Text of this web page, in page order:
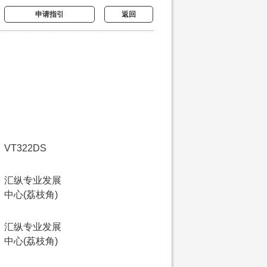
申请指引 返回
VT322DS
汇纵专业发展
中心(荔枝角)
汇纵专业发展
中心(荔枝角)